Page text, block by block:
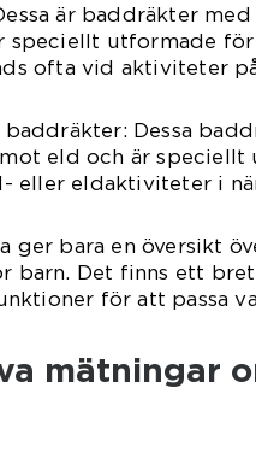
är baddräkter
speciellt utformade
ofta vid aktiviteter
baddräkter: Dessa
eld och är
eller eldaktiviteter i
ger bara en översikt
barn. Det finns ett
för att passa
mätningar